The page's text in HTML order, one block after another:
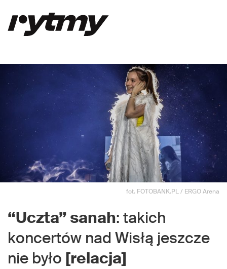
fot. FOTOBANK.PL / ERGO Arena
“Uczta” sanah: takich
koncertów nad Wisłą jeszcze
nie było [relacja]